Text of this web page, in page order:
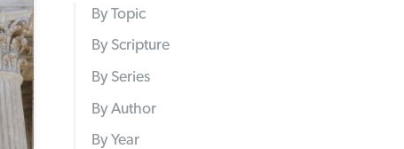
By Topic
By Scripture
By Series
By Author
By Year